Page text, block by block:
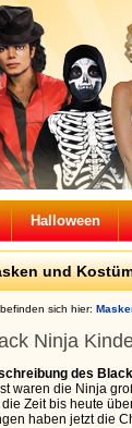
Halloween
und
sich hier:
Ninja
des
waren die Ninja
die Zeit bis heute
haben jetzt die